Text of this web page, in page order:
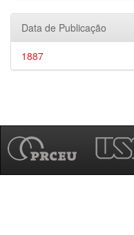
Data de Publicação
1887